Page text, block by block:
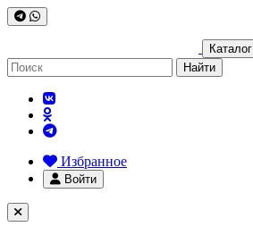
Каталог
Найти
Избранное
Войти